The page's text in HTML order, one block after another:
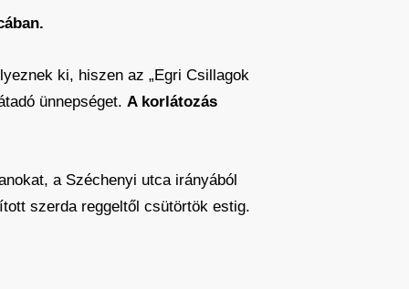
ki, hiszen az „Egri Csillagok
ünnepséget. A korlátozás
a Széchenyi utca irányából
szerda reggeltől csütörtök estig.